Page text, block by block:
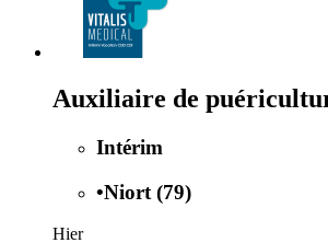
Auxiliaire de
Intérim
•Niort (79)
Hier